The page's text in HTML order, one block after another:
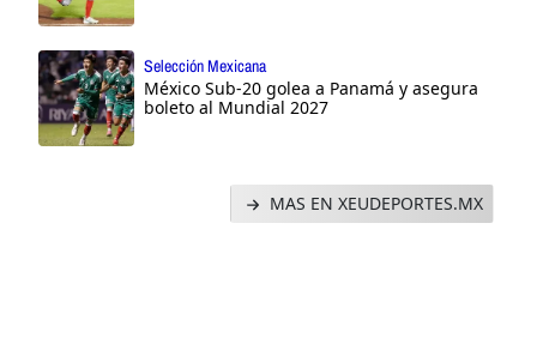
Selección Mexicana
México Sub-20 golea a Panamá y asegura
boleto al Mundial 2027
MAS EN XEUDEPORTES.MX